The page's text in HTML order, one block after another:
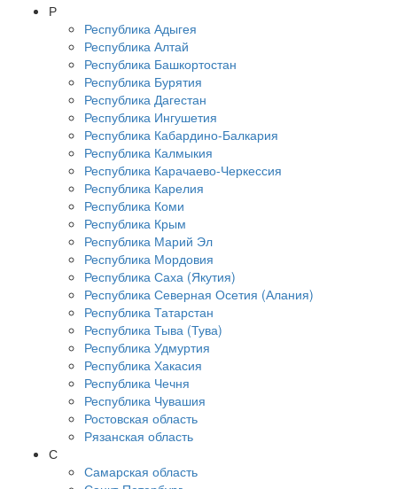
Р
Республика Адыгея
Республика Алтай
Республика Башкортостан
Республика Бурятия
Республика Дагестан
Республика Ингушетия
Республика Кабардино-Балкария
Республика Калмыкия
Республика Карачаево-Черкессия
Республика Карелия
Республика Коми
Республика Крым
Республика Марий Эл
Республика Мордовия
Республика Саха (Якутия)
Республика Северная Осетия (Алания)
Республика Татарстан
Республика Тыва (Тува)
Республика Удмуртия
Республика Хакасия
Республика Чечня
Республика Чувашия
Ростовская область
Рязанская область
С
Самарская область